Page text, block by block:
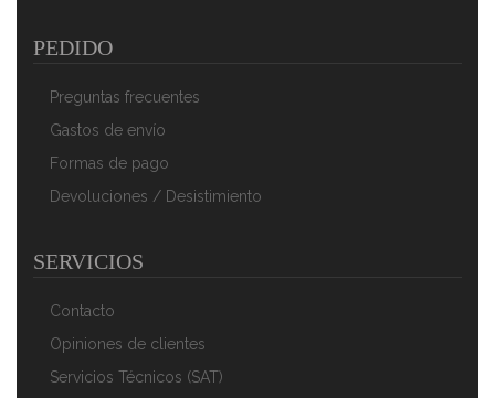
PEDIDO
Preguntas frecuentes
Gastos de envío
Formas de pago
Devoluciones / Desistimiento
SERVICIOS
Contacto
Opiniones de clientes
Servicios Técnicos (SAT)